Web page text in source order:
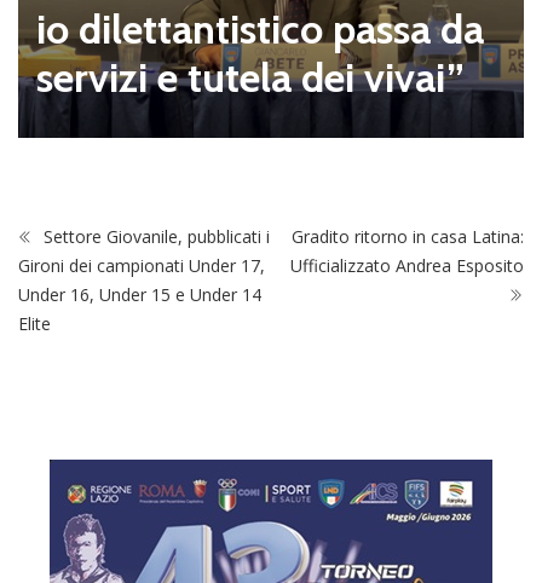
io dilettantistico passa da
servizi e tutela dei vivai”
Settore Giovanile, pubblicati i
Gironi dei campionati Under 17,
Under 16, Under 15 e Under 14
Elite
Gradito ritorno in casa Latina:
Ufficializzato Andrea Esposito